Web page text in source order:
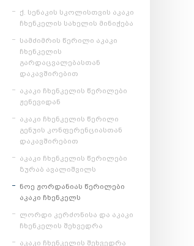
ქ. სენაკის სკოლისთვის აკაკი
ჩხენკელის სახელის მინიჭება
სამძიმრის წერილი აკაკი
ჩხენკელის
გარდაცვალებასთან
დაკავშირებით
აკაკი ჩხენკელის წერილები
ჟენევიდან
აკაკი ჩხენკელის წერილი
გენუის კონფერენციასთან
დაკავშირებით
აკაკი ჩხენკელის წერილები
ზურაბ ავალიშვილს
ნოე ჟორდანიას წერილები
აკაკი ჩხენკელს
ლორდი კერძონისა და აკაკი
ჩხენკელის შეხვედრა
აკაკი ჩხენკელის შეხვედრა